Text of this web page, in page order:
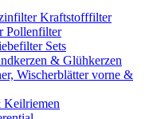
Kraftstofffilter
Pollenfilter
Sets
& Glühkerzen
Wischerblätter vorne &
Keilriemen